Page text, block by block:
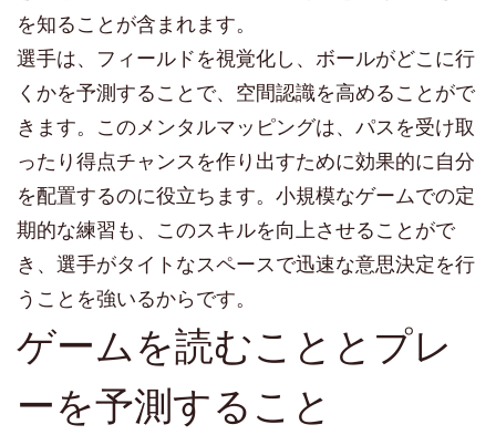
を知ることが含まれます。
選手は、フィールドを視覚化し、ボールがどこに行
くかを予測することで、空間認識を高めることがで
きます。このメンタルマッピングは、パスを受け取
ったり得点チャンスを作り出すために効果的に自分
を配置するのに役立ちます。小規模なゲームでの定
期的な練習も、このスキルを向上させることがで
き、選手がタイトなスペースで迅速な意思決定を行
うことを強いるからです。
ゲームを読むこととプレ
ーを予測すること